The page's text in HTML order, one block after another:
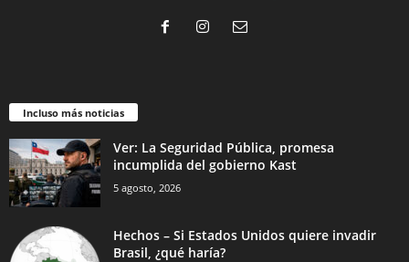
Incluso más noticias
Ver: La Seguridad Pública, promesa
incumplida del gobierno Kast
5 agosto, 2026
Hechos – Si Estados Unidos quiere invadir
Brasil, ¿qué haría?